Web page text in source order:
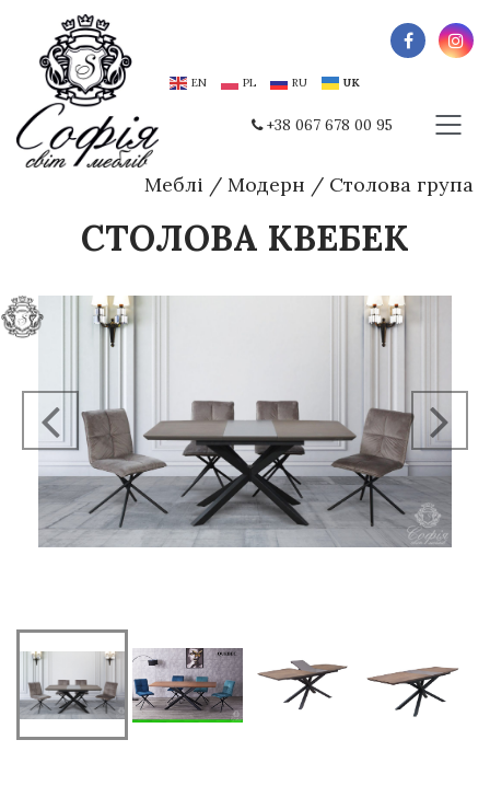
EN PL RU UK
+38 067 678 00 95
Меблі / Модерн / Столова група
СТОЛОВА КВЕБЕК